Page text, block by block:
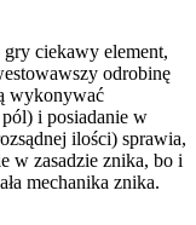
ciekawy element,
odrobinę
wykonywać
i posiadanie w
ilości) sprawia,
w zasadzie znika, bo i
mechanika znika.